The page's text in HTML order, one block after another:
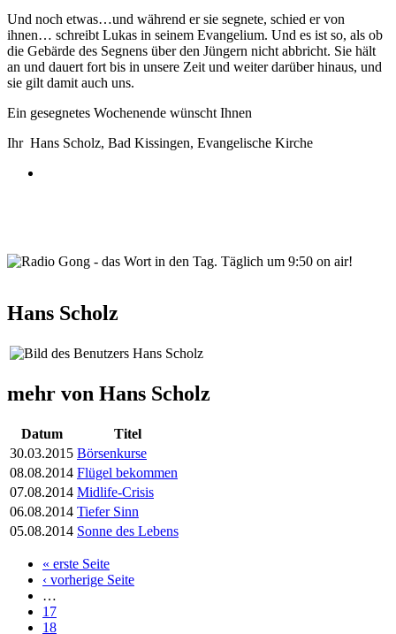
Und noch etwas…und während er sie segnete, schied er von
ihnen… schreibt Lukas in seinem Evangelium. Und es ist so, als ob
die Gebärde des Segnens über den Jüngern nicht abbricht. Sie hält
an und dauert fort bis in unsere Zeit und weiter darüber hinaus, und
sie gilt damit auch uns.
Ein gesegnetes Wochenende wünscht Ihnen
Ihr Hans Scholz, Bad Kissingen, Evangelische Kirche
Hans Scholz
mehr von Hans Scholz
Datum
Titel
30.03.2015 Börsenkurse
08.08.2014 Flügel bekommen
07.08.2014 Midlife-Crisis
06.08.2014 Tiefer Sinn
05.08.2014 Sonne des Lebens
Seiten« erste Seite
‹ vorherige Seite
…
17
18